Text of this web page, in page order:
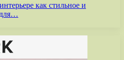
как стильное и